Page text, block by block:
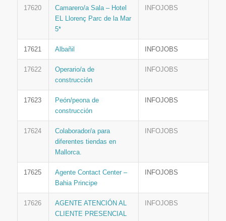
17620
Camarero/a Sala – Hotel
EL Llorenç Parc de la Mar
5*
INFOJOBS
17621 Albañil INFOJOBS
17622
Operario/a de
construcción
INFOJOBS
17623
Peón/peona de
construcción
INFOJOBS
17624
Colaborador/a para
diferentes tiendas en
Mallorca.
INFOJOBS
17625
Agente Contact Center –
Bahia Principe
INFOJOBS
17626
AGENTE ATENCIÓN AL
CLIENTE PRESENCIAL
INFOJOBS